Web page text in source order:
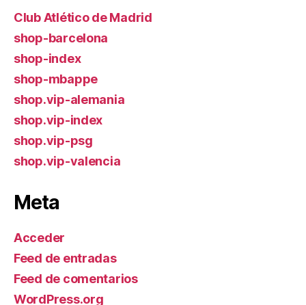
Club Atlético de Madrid
shop-barcelona
shop-index
shop-mbappe
shop.vip-alemania
shop.vip-index
shop.vip-psg
shop.vip-valencia
Meta
Acceder
Feed de entradas
Feed de comentarios
WordPress.org